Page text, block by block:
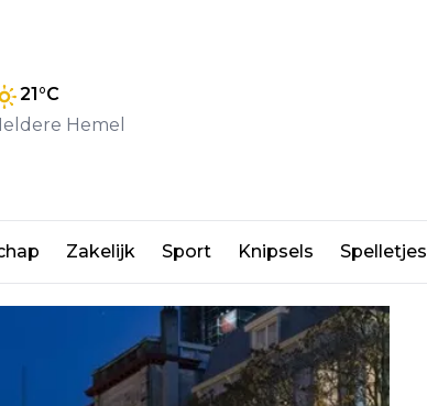
21°C
Hemel
Zakelijk Sport Knipsels Spelletjes
Utrecht